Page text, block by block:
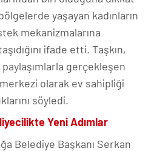
yaşayan kadınların
mekanizmalarına
ifade etti. Taşkın,
gerçekleşen
olarak ev sahipliği
söyledi.
Yeni Adımlar
Belediye Başkanı Serkan